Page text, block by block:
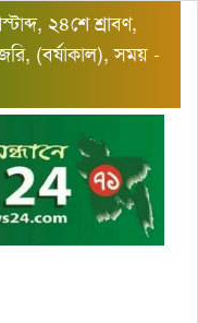
২৪শে শ্রাবণ,
(বর্ষাকাল), সময় -